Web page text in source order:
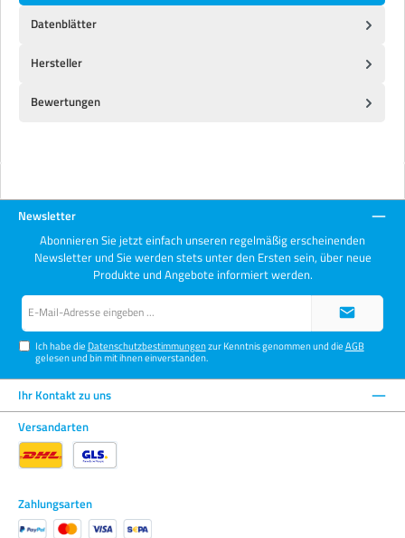
Datenblätter
Hersteller
Bewertungen
Newsletter
Abonnieren Sie jetzt einfach unseren regelmäßig erscheinenden
Newsletter und Sie werden stets unter den Ersten sein, über neue
Produkte und Angebote informiert werden.
Ich habe die Datenschutzbestimmungenzur Kenntnis genommen und dieAGB
gelesen und bin mit ihnen einverstanden.
Ihr Kontakt zu uns
Versandarten
Zahlungsarten